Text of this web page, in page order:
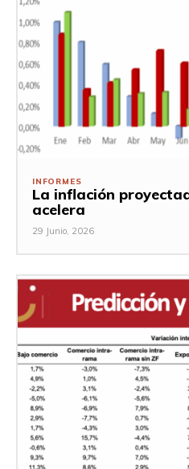
INFORMES
La inflación
acelera
29 Junio, 2026